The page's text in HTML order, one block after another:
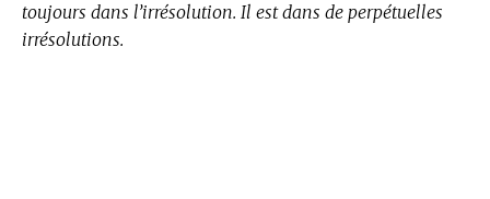
toujours dans l’irrésolution. Il est dans de perpétuelles
irrésolutions.